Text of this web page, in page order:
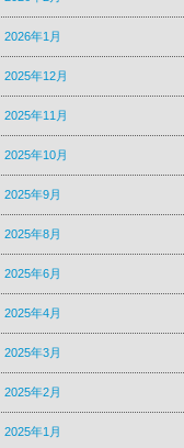
2026年1月
2025年12月
2025年11月
2025年10月
2025年9月
2025年8月
2025年6月
2025年4月
2025年3月
2025年2月
2025年1月